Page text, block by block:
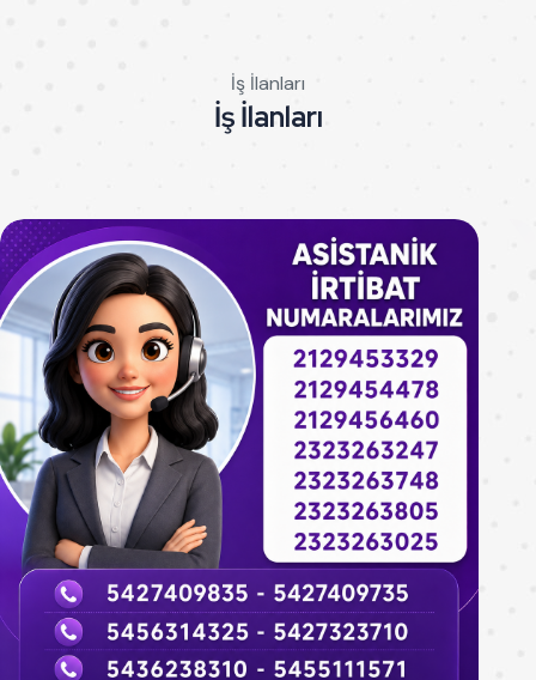
İş İlanları
İş İlanları